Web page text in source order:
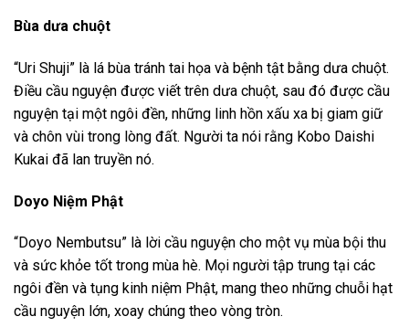
Bùa dưa chuột
“Uri Shuji” là lá bùa tránh tai họa và bệnh tật bằng dưa chuột.
Điều cầu nguyện được viết trên dưa chuột, sau đó được cầu
nguyện tại một ngôi đền, những linh hồn xấu xa bị giam giữ
và chôn vùi trong lòng đất. Người ta nói rằng Kobo Daishi
Kukai đã lan truyền nó.
Doyo Niệm Phật
“Doyo Nembutsu” là lời cầu nguyện cho một vụ mùa bội thu
và sức khỏe tốt trong mùa hè. Mọi người tập trung tại các
ngôi đền và tụng kinh niệm Phật, mang theo những chuỗi hạt
cầu nguyện lớn, xoay chúng theo vòng tròn.